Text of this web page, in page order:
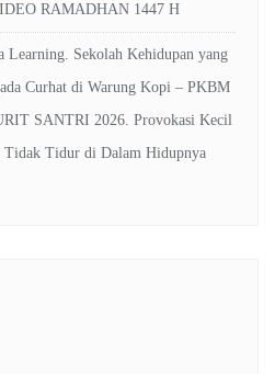
RAMADHAN 1447 H
Learning. Sekolah Kehidupan yang
Curhat di Warung Kopi – PKBM
SANTRI 2026. Provokasi Kecil
Tidur di Dalam Hidupnya